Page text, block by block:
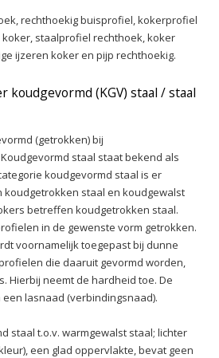
rechthoekig buisprofiel, kokerprofiel
staalprofiel rechthoek, koker
ijzeren koker en pijp rechthoekig.
koudgevormd (KGV) staal / staal
(getrokken) bij
staal staat bekend als
koudgevormd staal is er
koudgetrokken staal en koudgewalst
betreffen koudgetrokken staal.
in de gewenste vorm getrokken.
voornamelijk toegepast bij dunne
die daaruit gevormd worden,
Hierbij neemt de hardheid toe. De
lasnaad (verbindingsnaad).
staal t.o.v. warmgewalst staal; lichter
een glad oppervlakte, bevat geen